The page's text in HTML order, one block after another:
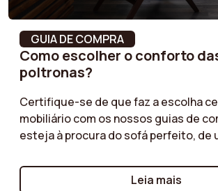
assento
Carga máxima
Peso do produto
GUIA DE COMPRA
Como escolher o conforto
poltronas?
Certifique-se de que faz a escolha
mobiliário com os nossos guias de
esteja à procura do sofá perfeito, de
oferecem conselhos valiosos para
móvel. Descubra os critérios
Leia mais